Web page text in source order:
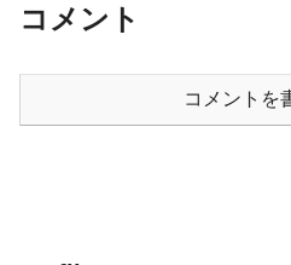
コメント
コメントを